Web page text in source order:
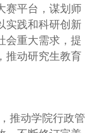
赛平台，谋划师
实践和科研创新
会重大需求，提
推动研究生教育
推动学院行政管